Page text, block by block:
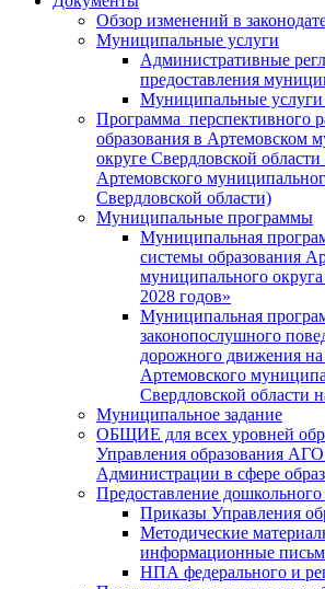
Обзор изменений в
Муниципальные услуги
Административные
предоставления
Муниципальные услуги
Программа перспективного
образования в Артемовском
округе Свердловской
Артемовского
Свердловской области)
Муниципальные программы
Муниципальная
системы образования
муниципального
2028 годов»
Муниципальная
законопослушного
дорожного движения на
Артемовского
Свердловской области
Муниципальное задание
ОБЩИЕ для всех уровней
Управления образования
Администрации в сфере
Предоставление дошкольного
Приказы Управления
Методические
информационные
НПА федерального и